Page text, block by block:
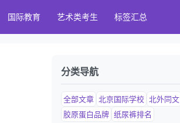
国际教育 艺术类考生 标签汇总
分类导航
全部文章 北京国际学校 北外同文
胶原蛋白品牌 纸尿裤排名